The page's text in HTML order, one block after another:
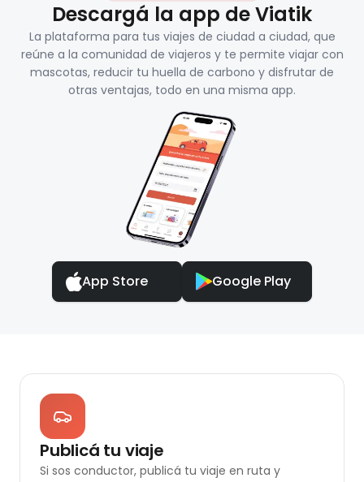
Descargá la app de Viatik
La plataforma para tus viajes de ciudad a ciudad, que
reúne a la comunidad de viajeros y te permite viajar con
mascotas, reducir tu huella de carbono y disfrutar de
otras ventajas, todo en una misma app.
App Store Google Play
Publicá tu viaje
Si sos conductor, publicá tu viaje en ruta y